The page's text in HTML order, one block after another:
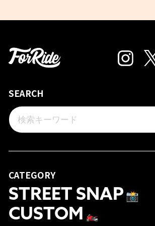
SEARCH
CATEGORY
STREET SNAP 📸
CUSTOM 🏍